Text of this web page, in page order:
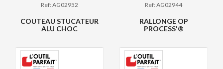
Ref: AG02952
COUTEAU STUCATEUR
ALU CHOC
Ref: AG02944
RALLONGE OP
PROCESS'®